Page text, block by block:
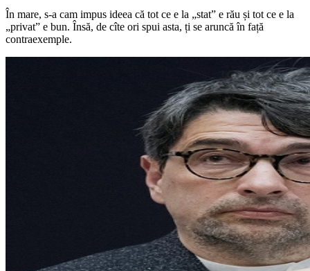
În mare, s-a cam impus ideea că tot ce e la „stat” e rău și tot ce e la
„privat” e bun. Însă, de cîte ori spui asta, ți se aruncă în față
contraexemple.